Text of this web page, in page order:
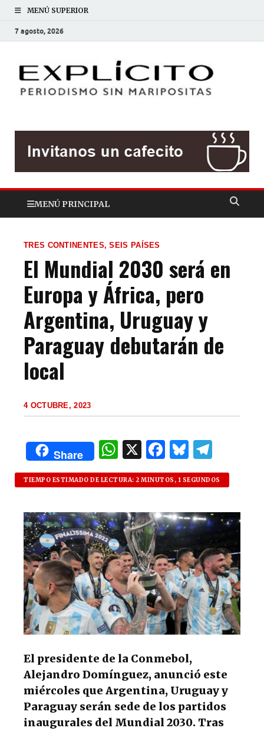
MENÚ SUPERIOR
7 agosto, 2026
MENÚ PRINCIPAL
TRES CONTINENTES, SEIS PAÍSES
El Mundial 2030 será en
Europa y África, pero
Argentina, Uruguay y
Paraguay debutarán de
local
4 OCTUBRE, 2023
Share
W
h
at
s
A
p
p
X F
a
c
e
b
o
o
k
B
lu
es
k
y
el
e
g
ra
m
TIEMPO ESTIMADO DE LECTURA: 2 MINUTOS, 1 SEGUNDOS
El presidente de la Conmebol,
Alejandro Domínguez, anunció este
miércoles que Argentina, Uruguay y
Paraguay serán sede de los partidos
inaugurales del Mundial 2030. Tras